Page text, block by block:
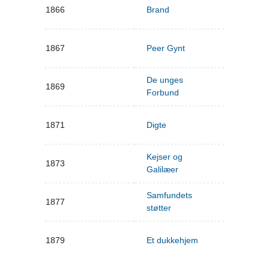
1866 Brand
1867 Peer Gynt
1869
De unges
Forbund
1871 Digte
1873
Kejser og
Galilæer
1877
Samfundets
støtter
1879 Et dukkehjem